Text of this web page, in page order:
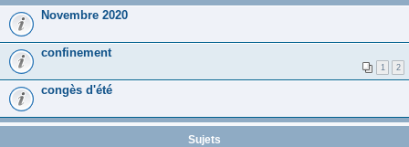
Novembre 2020
confinement
1 2
congès d'été
Sujets